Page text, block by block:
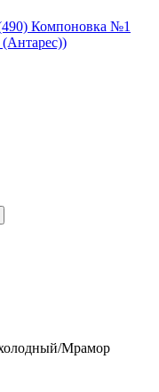
Мрамор